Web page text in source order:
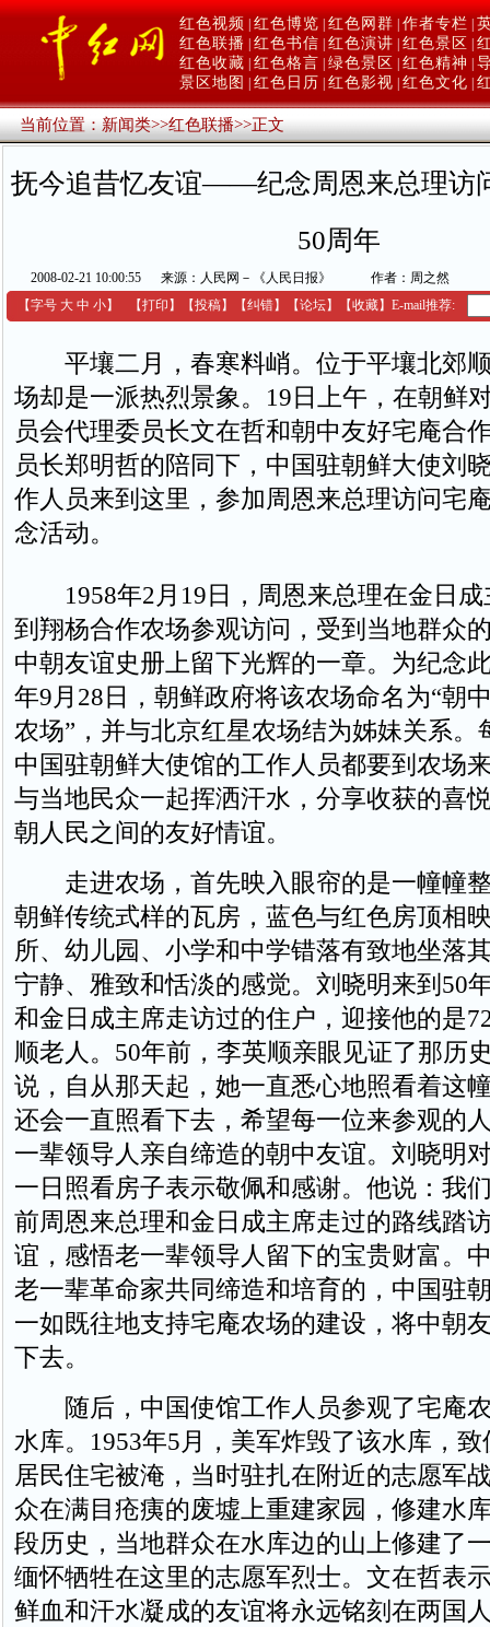
红色视频 红色博览 红色网群 作者专栏
红色联播 红色书信 红色演讲 红色景区
红色收藏 红色格言 绿色景区 红色精神
景区地图
红色日历 红色影视 红色文化
当前位置：新闻类>>红色联播>>正文
抚今追昔忆友谊――纪念周恩来总理访
50周年
2008-02-21 10:00:55 来源：人民网－《人民日报》
作者：周之然
【字号 大 中 小】 【打印 】 【投稿】 【纠错】 【论坛】 【收藏】 E-mail推荐:
平壤二月，春寒料峭。位于平壤北郊
场却是一派热烈景象。19日上午，在朝鲜
员会代理委员长文在哲和朝中友好宅庵合
员长郑明哲的陪同下，中国驻朝鲜大使刘
作人员来到这里，参加周恩来总理访问宅
念活动。
1958年2月19日，周恩来总理在金日成
到翔杨合作农场参观访问，受到当地群众
中朝友谊史册上留下光辉的一章。为纪念
年9月28日，朝鲜政府将该农场命名为“朝
农场”，并与北京红星农场结为姊妹关系。
中国驻朝鲜大使馆的工作人员都要到农场
与当地民众一起挥洒汗水，分享收获的喜
朝人民之间的友好情谊。
走进农场，首先映入眼帘的是一幢幢
朝鲜传统式样的瓦房，蓝色与红色房顶相
所、幼儿园、小学和中学错落有致地坐落
宁静、雅致和恬淡的感觉。刘晓明来到50
和金日成主席走访过的住户，迎接他的是
顺老人。50年前，李英顺亲眼见证了那历
说，自从那天起，她一直悉心地照看着这
还会一直照看下去，希望每一位来参观的
一辈领导人亲自缔造的朝中友谊。刘晓明
一日照看房子表示敬佩和感谢。他说：我
前周恩来总理和金日成主席走过的路线踏
谊，感悟老一辈领导人留下的宝贵财富。
老一辈革命家共同缔造和培育的，中国驻
一如既往地支持宅庵农场的建设，将中朝
下去。
随后，中国使馆工作人员参观了宅庵
水库。1953年5月，美军炸毁了该水库，致
居民住宅被淹，当时驻扎在附近的志愿军
众在满目疮痍的废墟上重建家园，修建水
段历史，当地群众在水库边的山上修建了
缅怀牺牲在这里的志愿军烈士。文在哲表
鲜血和汗水凝成的友谊将永远铭刻在两国